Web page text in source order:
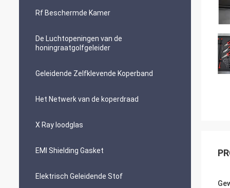
Rf Beschermde Kamer
De Luchtopeningen van de
honingraatgolfgeleider
Geleidende Zelfklevende Koperband
Het Netwerk van de koperdraad
X Ray loodglas
EMI Shielding Gasket
Elektrisch Geleidende Stof